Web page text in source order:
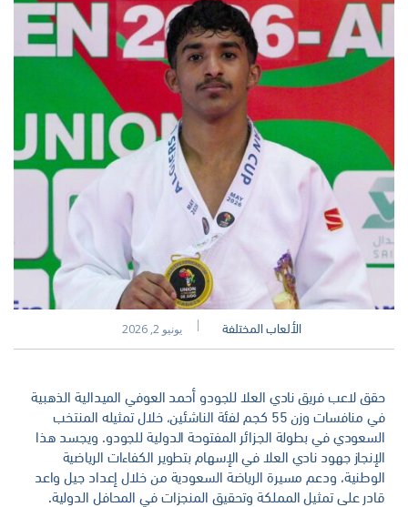
الألعاب المختلفة يونيو 2, 2026
حقق لاعب فريق نادي العلا للجودو أحمد العوفي الميدالية الذهبية
في منافسات وزن 55 كجم لفئة الناشئين، خلال تمثيله المنتخب
السعودي في بطولة الجزائر المفتوحة الدولية للجودو. ويجسد هذا
الإنجاز جهود نادي العلا في الإسهام بتطوير الكفاءات الرياضية
الوطنية، ودعم مسيرة الرياضة السعودية من خلال إعداد جيل واعد
قادر على تمثيل المملكة وتحقيق المنجزات في المحافل الدولية.